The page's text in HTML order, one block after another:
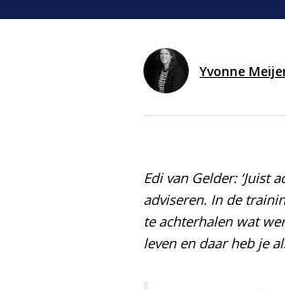
Yvonne
Edi van Gelder:
adviseren. In de
te achterhalen wat
leven en daar heb je